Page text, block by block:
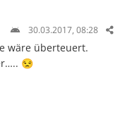
30.03.2017, 08:28
wäre überteuert.
😒